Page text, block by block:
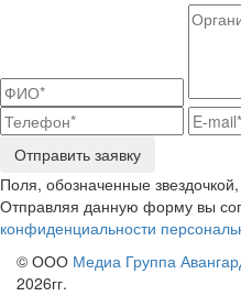
Отправить заявку
Поля, обозначенные
Отправляя данную форму вы
конфиденциальности
© ООО Медиа Группа
2026гг.